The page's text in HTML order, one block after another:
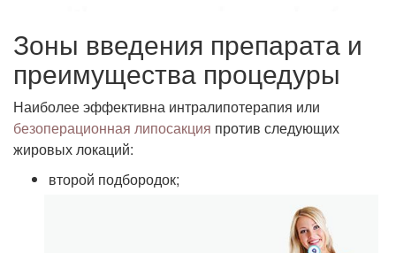
Зоны введения препарата и
преимущества процедуры
Наиболее эффективна интралипотерапия или
безоперационная липосакция против следующих
жировых локаций:
второй подбородок;